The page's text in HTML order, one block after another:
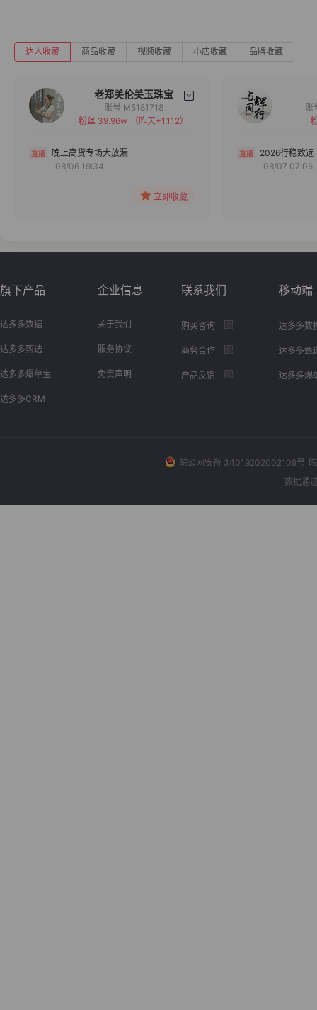
达人收藏 商品收藏 视频收藏 小店收藏 品牌收藏
老郑美伦美玉珠宝
备注
分组
账号 M5181718
粉丝 39.96w
（昨天+1,112）
晚上高货专场大放漏
08/06 19:34
立即收藏
2026行稳致远
08/07 07:06
旗下产品
达多多数据
达多多甄选
达多多爆单宝
达多多CRM
企业信息
关于我们
服务协议
免责声明
联系我们
购买咨询
商务合作
产品反馈
移动端
达多多数
达多多甄
达多多爆
皖公网安备 34019202002109号
数据通